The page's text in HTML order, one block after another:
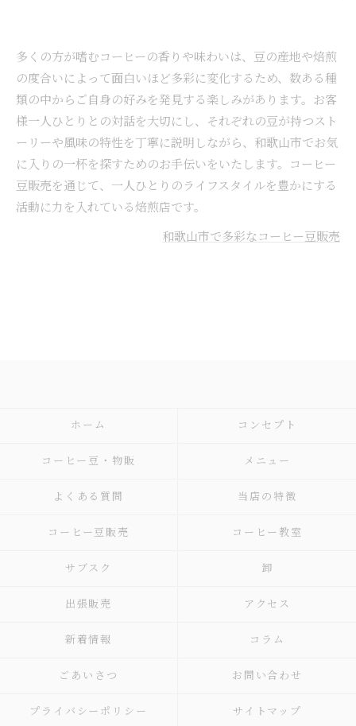
多くの方が嗜むコーヒーの香りや味わいは、豆の産地や焙煎
の度合いによって面白いほど多彩に変化するため、数ある種
類の中からご自身の好みを発見する楽しみがあります。お客
様一人ひとりとの対話を大切にし、それぞれの豆が持つスト
ーリーや風味の特性を丁寧に説明しながら、和歌山市でお気
に入りの一杯を探すためのお手伝いをいたします。コーヒー
豆販売を通じて、一人ひとりのライフスタイルを豊かにする
活動に力を入れている焙煎店です。
和歌山市で多彩なコーヒー豆販売
ホーム コンセプト
コーヒー豆・物販 メニュー
よくある質問 当店の特徴
コーヒー豆販売 コーヒー教室
サブスク 卸
出張販売 アクセス
新着情報 コラム
ごあいさつ お問い合わせ
プライバシーポリシー サイトマップ